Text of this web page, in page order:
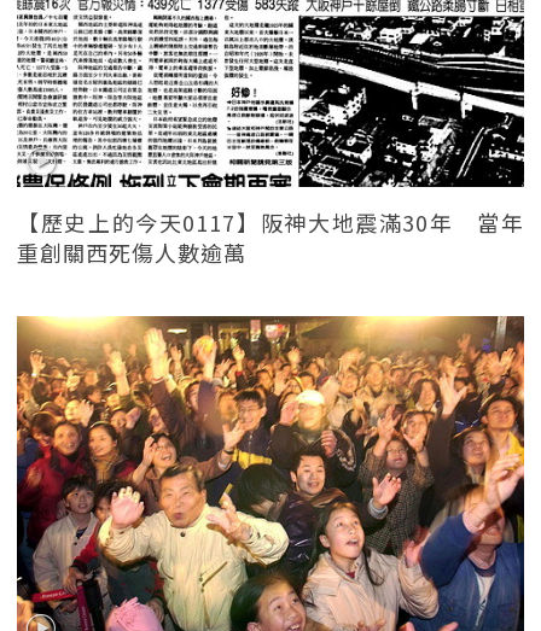
【歷史上的今天0117】阪神大地震滿30年 當年
重創關西死傷人數逾萬